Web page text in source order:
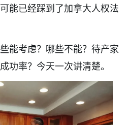
能已经踩到了加拿大人权法
能考虑？哪些不能？待产家
功率？今天一次讲清楚。